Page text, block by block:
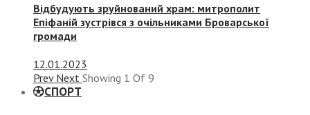
Відбудують зруйнований храм: митрополит
Епіфаній зустрівся з очільниками Броварської
громади
12.01.2023
Prev Next Showing 1 Of 9
СПОРТ